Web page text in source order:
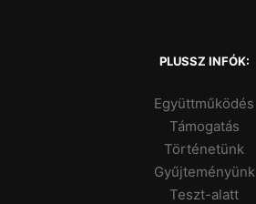
PLUSSZ INFÓK:
Együttműködés
Támogatás
Történetünk
Gyűjteményünk
Teszt-alatt